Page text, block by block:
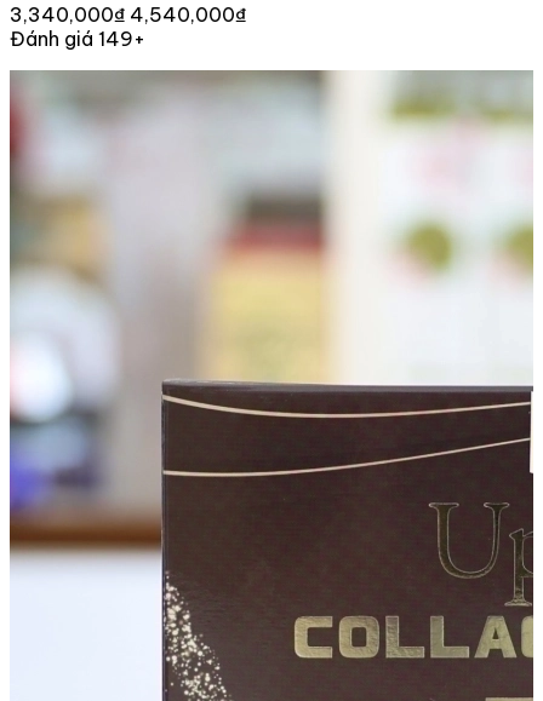
3,340,000₫ 4,540,000₫
Đánh giá 149+